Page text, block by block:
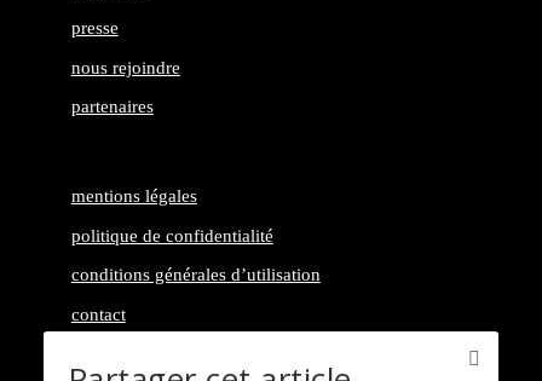
presse
nous rejoindre
partenaires
mentions légales
politique de confidentialité
conditions générales d’utilisation
contact